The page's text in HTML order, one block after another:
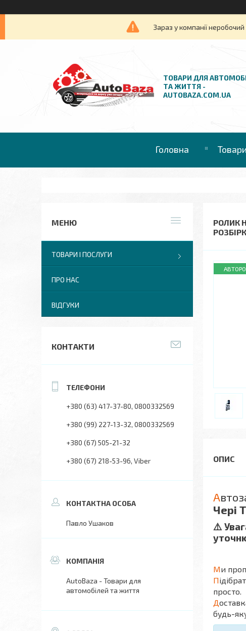
Зараз у компанії
ТОВАРИ ДЛЯ
ТА ЖИТТЯ -
AUTOBAZA.COM.UA
Головна
РОЛИК
А
Чері
⚠️
Ми
П
просто.
Д
будь-
ТОВАРИ І ПОСЛУГИ
ПРО НАС
ВІДГУКИ
КОНТАКТИ
+380 (63) 417-37-80 0800332569
+380 (99) 227-13-32 0800332569
+380 (67) 505-21-32
+380 (67) 218-53-96 Viber
Павло Ушаков
AutoBaza - Товари для
автомобілей та життя